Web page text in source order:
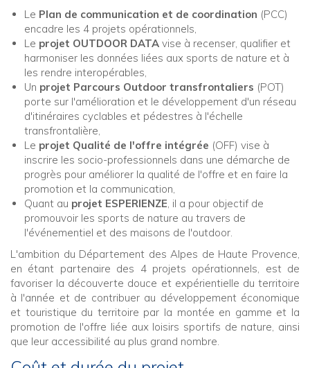
Le Plan de communication et de coordination (PCC)
encadre les 4 projets opérationnels,
Le projet OUTDOOR DATA vise à recenser, qualifier et
harmoniser les données liées aux sports de nature et à
les rendre interopérables,
Un projet Parcours Outdoor transfrontaliers (POT)
porte sur l'amélioration et le développement d'un réseau
d'itinéraires cyclables et pédestres à l'échelle
transfrontalière,
Le projet Qualité de l'offre intégrée (OFF) vise à
inscrire les socio-professionnels dans une démarche de
progrès pour améliorer la qualité de l'offre et en faire la
promotion et la communication,
Quant au projet ESPERIENZE , il a pour objectif de
promouvoir les sports de nature au travers de
l'événementiel et des maisons de l'outdoor.
L'ambition du Département des Alpes de Haute Provence,
en étant partenaire des 4 projets opérationnels, est de
favoriser la découverte douce et expérientielle du territoire
à l'année et de contribuer au développement économique
et touristique du territoire par la montée en gamme et la
promotion de l'offre liée aux loisirs sportifs de nature, ainsi
que leur accessibilité au plus grand nombre.